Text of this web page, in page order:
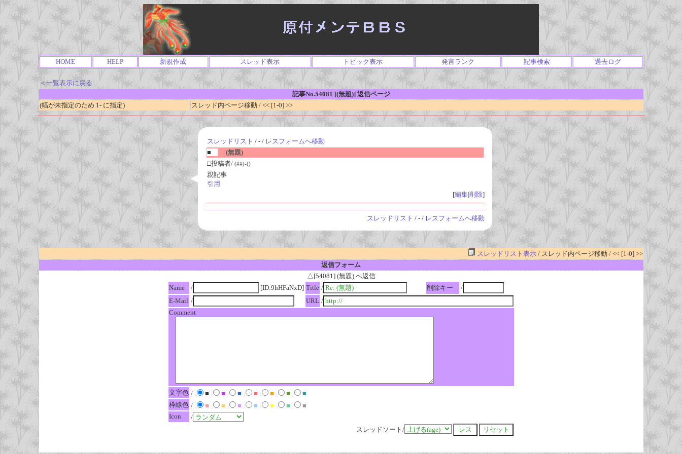
HOME HELP 新規作成 スレッド表示 トピック表示 発言ランク 記事検索 過去ログ
＜一覧表示に戻る
記事No.54081 [(無題)] 返信ページ
(幅が未指定のため 1- に指定)
スレッド内ページ移動 / << [1-0] >>
スレッドリスト / - / レスフォームへ移動
■
(無題)
□投稿者/ (##)-()
親記事
引用
[編集|削除]
スレッドリスト / - / レスフォームへ移動
スレッドリスト表示/ スレッド内ページ移動 / << [1-0] >>
返信フォーム
△[54081] (無題) へ返信
Name
/ [ID:9hHFaNxD] Title / 削除キー
/
E-Mail / URL /
Comment
文字色 / ■ ■ ■ ■ ■ ■
■
枠線色 / ■ ■ ■ ■ ■ ■
■
Icon
/
スレッドソート/